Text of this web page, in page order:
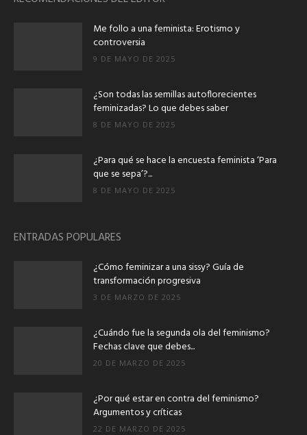
Me follo a una feminista: Erotismo y
controversia
9 DE MAYO DE 2025
¿Son todas las semillas autoflorecientes
feminizadas? Lo que debes saber
8 DE MAYO DE 2025
¿Para qué se hace la encuesta feminista ‘Para
que se sepa’?...
8 DE MAYO DE 2025
ENTRADAS POPULARES
¿Cómo feminizar a una sissy? Guía de
transformación progresiva
3 DE MARZO DE 2025
¿Cuándo fue la segunda ola del feminismo?
Fechas clave que debes...
20 DE MARZO DE 2025
¿Por qué estar en contra del feminismo?
Argumentos y críticas
22 DE MARZO DE 2025